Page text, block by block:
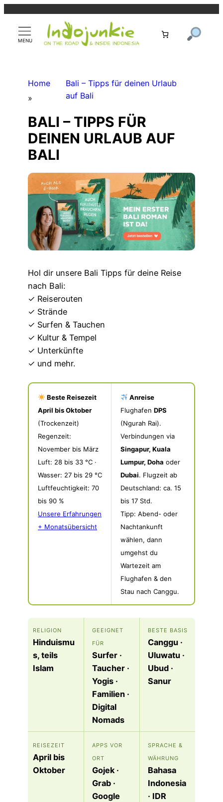
springen
Home
»
Bali – Tipps für deinen Urlaub
auf Bali
BALI – TIPPS FÜR
DEINEN URLAUB AUF
BALI
Hol dir unsere Bali Tipps für deine Reise
nach Bali:
✓ Reiserouten
✓ Strände
✓ Surfen & Tauchen
✓ Kultur & Tempel
✓ Unterkünfte
✓ und mehr.
Beste Reisezeit
April bis Oktober
(Trockenzeit)
Regenzeit:
November bis März
Luft: 28 bis 33 °C ·
Wasser: 27 bis 29 °C
Luftfeuchtigkeit: 70
bis 90 %
Unsere Erfahrungen
+ Monatsübersicht
Anreise
Flughafen DPS
(Ngurah Rai).
Verbindungen via
Singapur, Kuala
Lumpur, Doha oder
Dubai. Flugzeit ab
Deutschland: ca. 15
bis 17 Std.
Tipp: Abend- oder
Nachtankunft
wählen, dann
umgehst du
Wartezeit am
Flughafen & den
Stau nach Canggu.
RELIGION
Hinduismu
s, teils
Islam
GEEIGNET
FÜR
Surfer ·
Taucher ·
Yogis ·
Familien ·
Digital
Nomads
BESTE BASIS
Canggu ·
Uluwatu ·
Ubud ·
Sanur
REISEZEIT
April bis
Oktober
APPS VOR
ORT
Gojek ·
Grab ·
Google
SPRACHE &
WÄHRUNG
Bahasa
Indonesia
· IDR